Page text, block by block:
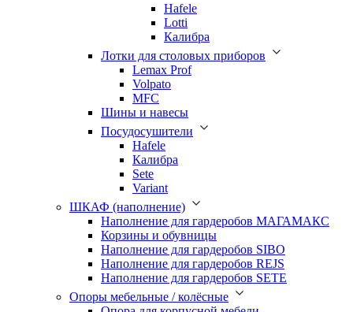
Hafele
Lotti
Калибра
Лотки для столовых приборов
Lemax Prof
Volpato
MFC
Шины и навесы
Посудосушители
Hafele
Калибра
Sete
Variant
ШКАФ (наполнение)
Наполнение для гардеробов МАГАМАКС
Корзины и обувницы
Наполнение для гардеробов SIBO
Наполнение для гардеробов REJS
Наполнение для гардеробов SETE
Опоры мебельные / колёсные